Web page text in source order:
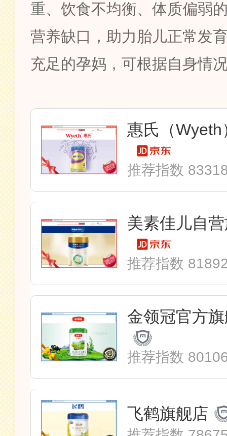
重、饮食不均衡、体质偏弱
营养缺口，助力胎儿正常发
充足的孕妈，可根据自身情
推荐指数
推荐指数
金领冠官方
推荐指数
飞鹤旗舰店